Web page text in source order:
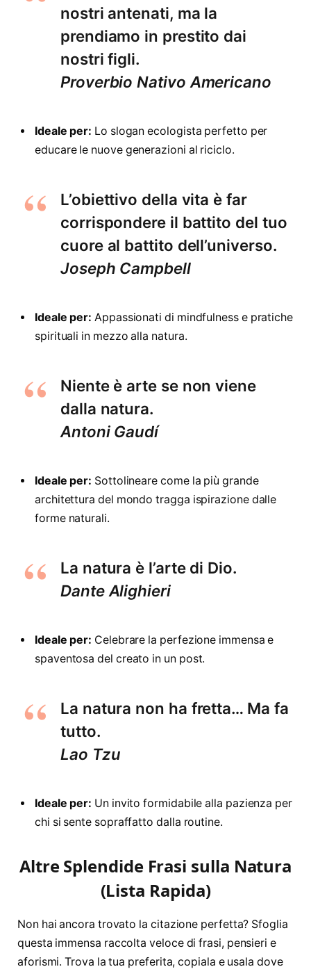
nostri antenati, ma la
prendiamo in prestito dai
nostri figli.
Proverbio Nativo Americano
Ideale per: Lo slogan ecologista perfetto per
educare le nuove generazioni al riciclo.
L’obiettivo della vita è far
corrispondere il battito del tuo
cuore al battito dell’universo.
Joseph Campbell
Ideale per: Appassionati di mindfulness e pratiche
spirituali in mezzo alla natura.
Niente è arte se non viene
dalla natura.
Antoni Gaudí
Ideale per: Sottolineare come la più grande
architettura del mondo tragga ispirazione dalle
forme naturali.
La natura è l’arte di Dio.
Dante Alighieri
Ideale per: Celebrare la perfezione immensa e
spaventosa del creato in un post.
La natura non ha fretta… Ma fa
tutto.
Lao Tzu
Ideale per: Un invito formidabile alla pazienza per
chi si sente sopraffatto dalla routine.
Altre Splendide Frasi sulla Natura
(Lista Rapida)
Non hai ancora trovato la citazione perfetta? Sfoglia
questa immensa raccolta veloce di frasi, pensieri e
aforismi. Trova la tua preferita, copiala e usala dove